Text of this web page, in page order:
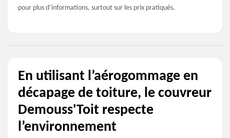
pour plus d’informations, surtout sur les prix pratiqués.
En utilisant l’aérogommage en
décapage de toiture, le couvreur
Demouss'Toit respecte
l’environnement